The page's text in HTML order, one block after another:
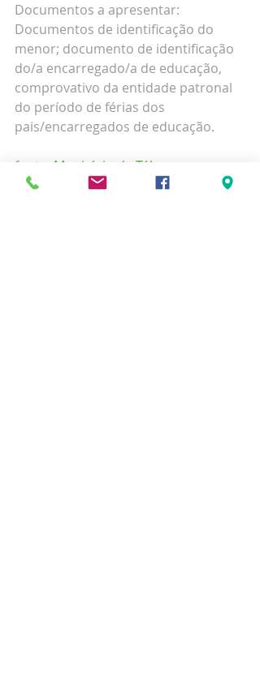
Documentos a apresentar:
Documentos de identificação do
menor; documento de identificação
do/a encarregado/a de educação,
comprovativo da entidade patronal
do período de férias dos
pais/encarregados de educação.
fonte: Município de Tábua